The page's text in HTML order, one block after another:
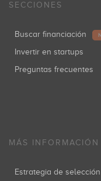
SECCIONES
Buscar financiación
Invertir en startups
Preguntas frecuentes
MÁS INFORMACIÓN
Estrategia de